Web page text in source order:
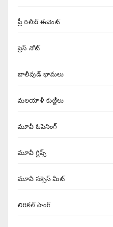
ప్రీ రిలీజ్ ఈవెంట్
ప్రెస్ నోట్
బాలీవుడ్ భామలు
మలయాళీ కుట్టిలు
మూవీ ఓపెనింగ్
మూవీ గ్లిప్స్
మూవీ సక్సెస్ మీట్
లిరికల్ సాంగ్